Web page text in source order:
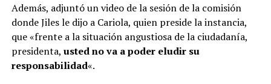
Además, adjuntó un video de la sesión de la comisión
donde Jiles le dijo a Cariola, quien preside la instancia,
que «frente a la situación angustiosa de la ciudadanía,
presidenta, usted no va a poder eludir su
responsabilidad«.